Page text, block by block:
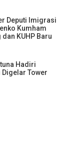
Deputi Imigrasi
Kumham
KUHP Baru
Hadiri
Digelar Tower